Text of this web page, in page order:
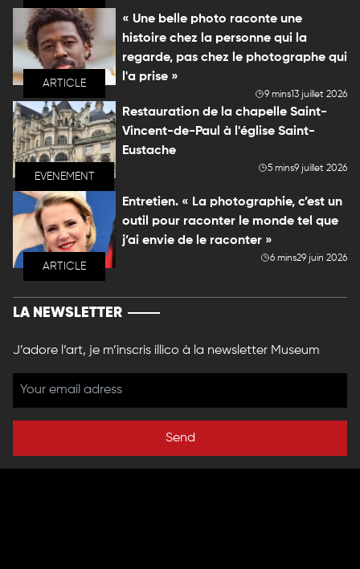
ARTICLE
« Une belle photo raconte une
histoire chez la personne qui la
regarde, pas chez le photographe qui
l'a prise »
9 mins13 juillet 2026
EVENEMENT
Restauration de la chapelle Saint-
Vincent-de-Paul à l'église Saint-
Eustache
5 mins9 juillet 2026
ARTICLE
Entretien. « La photographie, c’est un
outil pour raconter le monde tel que
j’ai envie de le raconter »
6 mins29 juin 2026
LA NEWSLETTER
J’adore l’art, je m’inscris illico à la newsletter Museum
Send